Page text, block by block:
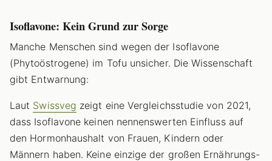
Isoflavone: Kein Grund zur Sorge
Manche Menschen sind wegen der Isoflavone
(Phytoöstrogene) im Tofu unsicher. Die Wissenschaft
gibt Entwarnung:
Laut Swissveg zeigt eine Vergleichsstudie von 2021,
dass Isoflavone keinen nennenswerten Einfluss auf
den Hormonhaushalt von Frauen, Kindern oder
Männern haben. Keine einzige der großen Ernährungs-